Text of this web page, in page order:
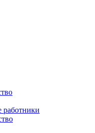
работники